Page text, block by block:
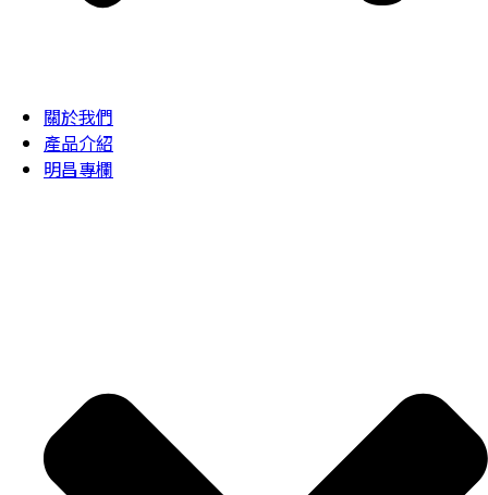
關於我們
產品介紹
明昌專欄